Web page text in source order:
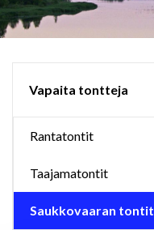
Vapaita tontteja
Rantatontit
Taajamatontit
Saukkovaaran tontit